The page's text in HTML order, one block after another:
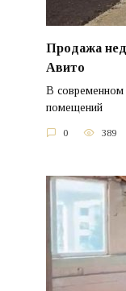
Продажа
Авито
В современном
помещений
0 389